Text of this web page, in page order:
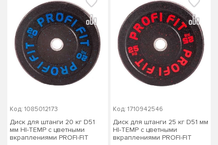
Код: 1085012173
Диск для штанги 20 кг D51
мм HI-TEMP с цветными
вкраплениями PROFI-FIT
Код: 1710942546
Диск для штанги 25 кг D51 мм
HI-TEMP с цветными
вкраплениями PROFI-FIT